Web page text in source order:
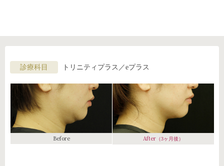
診療科目 トリニティプラス／eプラス
Before After （3ヶ月後）